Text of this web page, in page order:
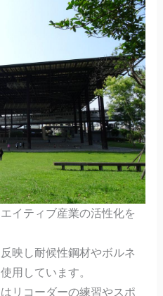
イティブ産業の活性化を
映し耐候性鋼材やボルネ
用しています。
リコーダーの練習やスポ